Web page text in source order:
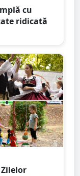
cu
ridicată
Zilelor